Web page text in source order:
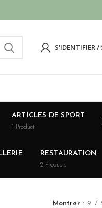
S'IDENTIFIER /
ARTICLES DE SPORT
1 Product
RESTAURATION
2 Products
Montrer 9